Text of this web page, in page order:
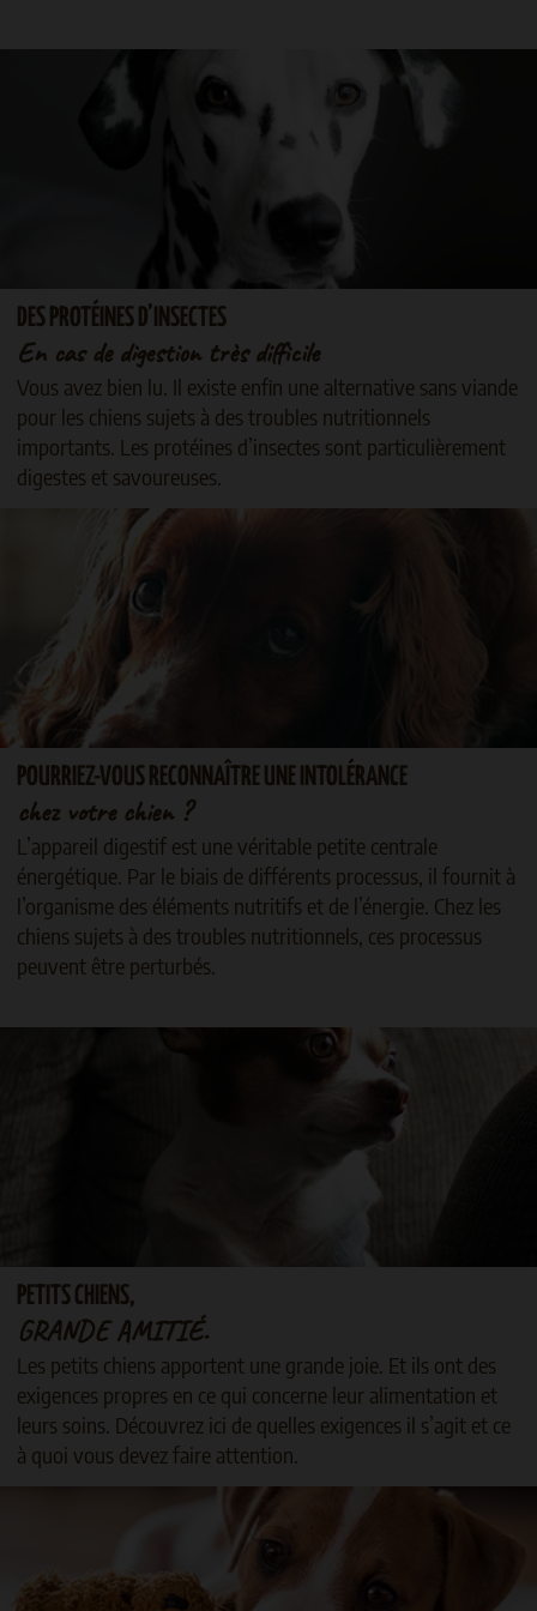
DES PROTÉINES D’INSECTES
En cas de digestion très difficile
Vous avez bien lu. Il existe enfin une alternative sans viande
pour les chiens sujets à des troubles nutritionnels
importants. Les protéines d’insectes sont particulièrement
digestes et savoureuses.
POURRIEZ-VOUS RECONNAÎTRE UNE INTOLÉRANCE
chez votre chien ?
L’appareil digestif est une véritable petite centrale
énergétique. Par le biais de différents processus, il fournit à
l’organisme des éléments nutritifs et de l’énergie. Chez les
chiens sujets à des troubles nutritionnels, ces processus
peuvent être perturbés.
PETITS CHIENS,
GRANDE AMITIÉ.
Les petits chiens apportent une grande joie. Et ils ont des
exigences propres en ce qui concerne leur alimentation et
leurs soins. Découvrez ici de quelles exigences il s’agit et ce
à quoi vous devez faire attention.